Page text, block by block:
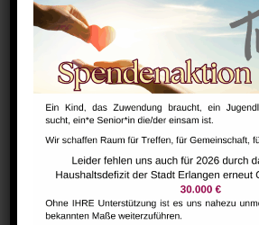
DETAILS
Datum:
Juli 8, 2025
18:30 - 20:00
Serien:
Yoga mit tibetischer Tradition (Qiong Gu)
VERANSTALTUNGSORT